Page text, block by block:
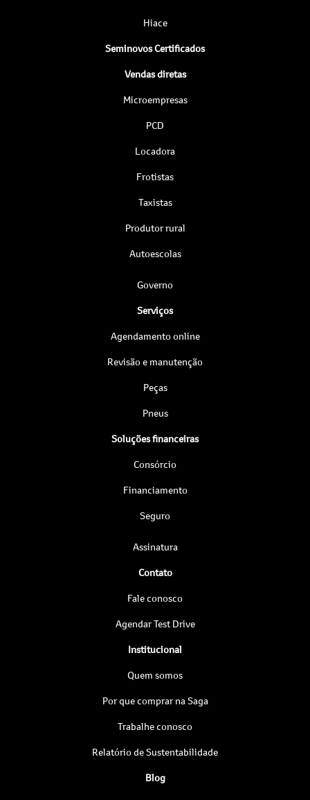
Hiace
Seminovos Certificados
Vendas diretas
Microempresas
PCD
Locadora
Frotistas
Taxistas
Produtor rural
Autoescolas
Governo
Serviços
Agendamento online
Revisão e manutenção
Peças
Pneus
Soluções financeiras
Consórcio
Financiamento
Seguro
Assinatura
Contato
Fale conosco
Agendar Test Drive
Institucional
Quem somos
Por que comprar na Saga
Trabalhe conosco
Relatório de Sustentabilidade
Blog